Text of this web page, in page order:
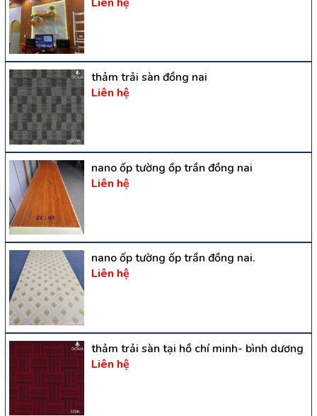
thảm trải sàn đồng nai
Liên hệ
nano ốp tường ốp trần đồng nai
Liên hệ
nano ốp tường ốp trần đồng nai.
Liên hệ
thảm trải sàn tại hồ chí minh- bình dương
Liên hệ